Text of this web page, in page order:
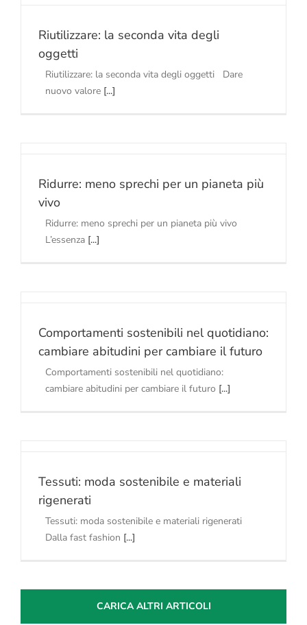
Riutilizzare: la seconda vita degli
oggetti
Riutilizzare: la seconda vita degli oggetti Dare
nuovo valore [...]
Ridurre: meno sprechi per un pianeta più
vivo
Ridurre: meno sprechi per un pianeta più vivo
L’essenza [...]
Comportamenti sostenibili nel quotidiano:
cambiare abitudini per cambiare il futuro
Comportamenti sostenibili nel quotidiano:
cambiare abitudini per cambiare il futuro [...]
Tessuti: moda sostenibile e materiali
rigenerati
Tessuti: moda sostenibile e materiali rigenerati
Dalla fast fashion [...]
CARICA ALTRI ARTICOLI